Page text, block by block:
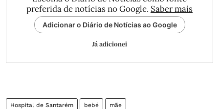
preferida de notícias no Google. Saber mais
Adicionar o Diário de Notícias ao Google
Já adicionei
Hospital de Santarém bebé mãe